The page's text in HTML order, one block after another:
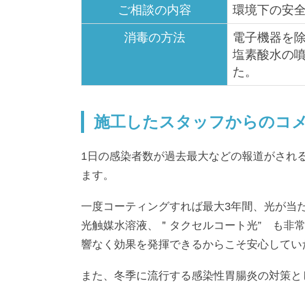
ご相談の内容 環境下の安
消毒の方法
電子機器を
塩素酸水の
た。
施工したスタッフからのコ
1日の感染者数が過去最大などの報道がされ
ます。
一度コーティングすれば最大3年間、光が当
光触媒水溶液、＂タクセルコート光” も非
響なく効果を発揮できるからこそ安心してい
また、冬季に流行する感染性胃腸炎の対策